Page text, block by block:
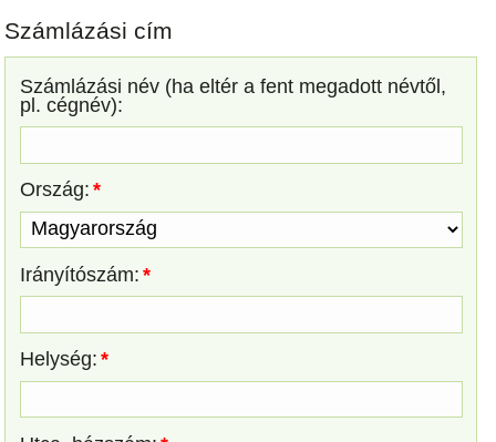
Számlázási cím
Számlázási név (ha eltér a fent megadott névtől,
pl. cégnév):
Ország: *
Irányítószám: *
Helység: *